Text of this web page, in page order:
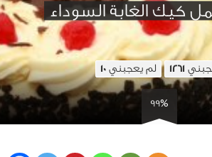
كيك الغابة السوداء
1261 لم يعجبني10
99%